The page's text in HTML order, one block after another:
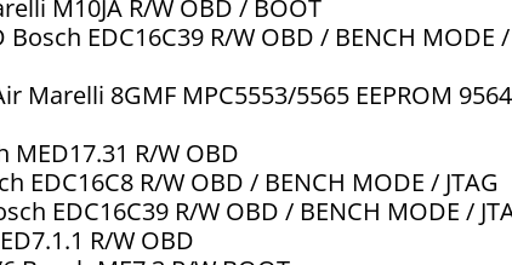
M10JA R/W OBD / BOOT
EDC16C39 R/W OBD / BENCH MODE /
Marelli 8GMF MPC5553/5565 EEPROM
R/W OBD
EDC16C8 R/W OBD / BENCH MODE / JTAG
EDC16C39 R/W OBD / BENCH MODE /
R/W OBD